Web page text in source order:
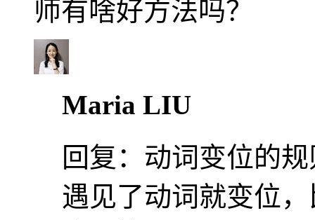
师有啥好方法吗？
Maria LIU
回复： 动词变位的
遇见了动词就变位